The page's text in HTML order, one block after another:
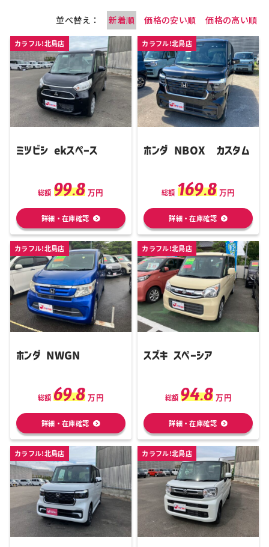
並べ替え： 新着順 価格の安い順 価格の高い順
カラフル!北島店
ミツビシ ekスペース
総額 99.8 万円
詳細・在庫確認
カラフル!北島店
ホンダ NBOX カスタム
総額 169.8 万円
詳細・在庫確認
カラフル!北島店
ホンダ NWGN
総額 69.8 万円
詳細・在庫確認
カラフル!北島店
スズキ スペーシア
総額 94.8 万円
詳細・在庫確認
カラフル!北島店 カラフル!北島店